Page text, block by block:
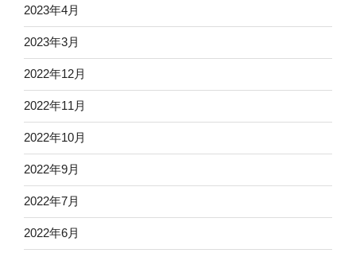
2023年4月
2023年3月
2022年12月
2022年11月
2022年10月
2022年9月
2022年7月
2022年6月